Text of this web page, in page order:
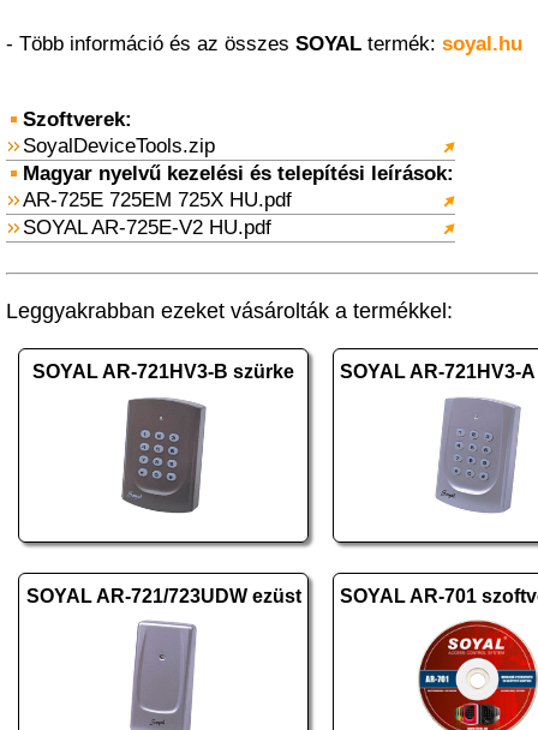
- Több információ és az összes SOYAL termék: soyal.hu
Szoftverek:
SoyalDeviceTools.zip
Magyar nyelvű kezelési és telepítési leírások:
AR-725E 725EM 725X HU.pdf
SOYAL AR-725E-V2 HU.pdf
Leggyakrabban ezeket vásárolták a termékkel:
SOYAL AR-721HV3-B szürke
SOYAL AR-721/723UDW ezüst